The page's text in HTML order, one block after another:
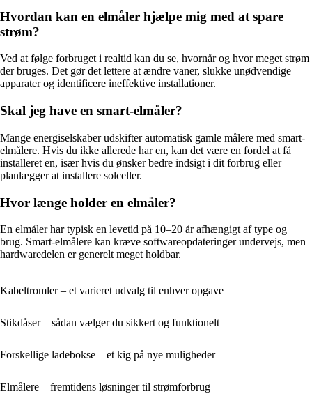
Hvordan kan en elmåler hjælpe mig med at spare
strøm?
Ved at følge forbruget i realtid kan du se, hvornår og hvor meget strøm
der bruges. Det gør det lettere at ændre vaner, slukke unødvendige
apparater og identificere ineffektive installationer.
Skal jeg have en smart-elmåler?
Mange energiselskaber udskifter automatisk gamle målere med smart-
elmålere. Hvis du ikke allerede har en, kan det være en fordel at få
installeret en, især hvis du ønsker bedre indsigt i dit forbrug eller
planlægger at installere solceller.
Hvor længe holder en elmåler?
En elmåler har typisk en levetid på 10–20 år afhængigt af type og
brug. Smart-elmålere kan kræve softwareopdateringer undervejs, men
hardwaredelen er generelt meget holdbar.
Kabeltromler – et varieret udvalg til enhver opgave
Stikdåser – sådan vælger du sikkert og funktionelt
Forskellige ladebokse – et kig på nye muligheder
Elmålere – fremtidens løsninger til strømforbrug